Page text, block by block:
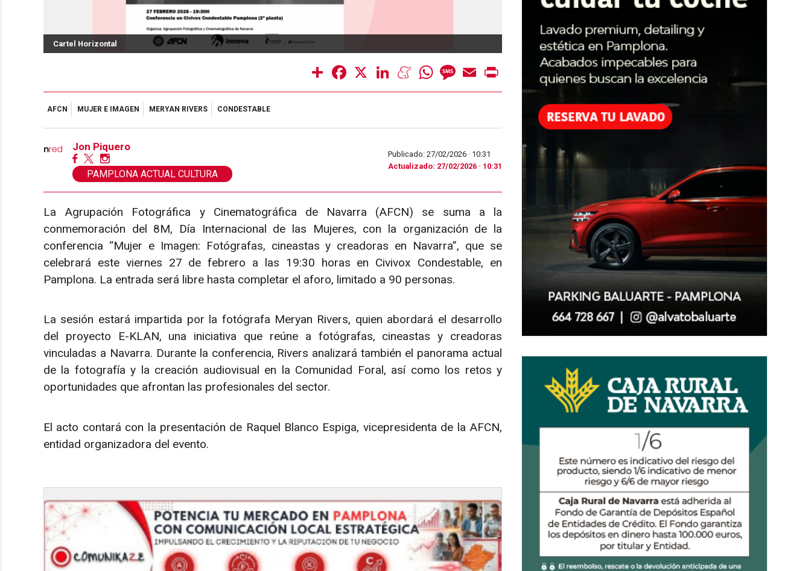
Cartel Horizontal Cartel vertical
Share Facebook LinkedInMeneameWhatsAppMessage
Email
AFCN MUJER E IMAGEN MERYAN RIVERS CONDESTABLE
Jon Piquero
PAMPLONA ACTUAL CULTURA
Publicado: 27/02/2026 · 10:31
Actualizado: 27/02/2026 · 10:31
La Agrupación Fotográfica y Cinematográfica de Navarra (AFCN) se suma a la
conmemoración del 8M, Día Internacional de las Mujeres, con la organización de la
conferencia “Mujer e Imagen: Fotógrafas, cineastas y creadoras en Navarra”, que se
celebrará este viernes 27 de febrero a las 19:30 horas en Civivox Condestable, en
Pamplona. La entrada será libre hasta completar el aforo, limitado a 90 personas.
La sesión estará impartida por la fotógrafa Meryan Rivers, quien abordará el desarrollo
del proyecto E-KLAN, una iniciativa que reúne a fotógrafas, cineastas y creadoras
vinculadas a Navarra. Durante la conferencia, Rivers analizará también el panorama actual
de la fotografía y la creación audiovisual en la Comunidad Foral, así como los retos y
oportunidades que afrontan las profesionales del sector.
El acto contará con la presentación de Raquel Blanco Espiga, vicepresidenta de la AFCN,
entidad organizadora del evento.